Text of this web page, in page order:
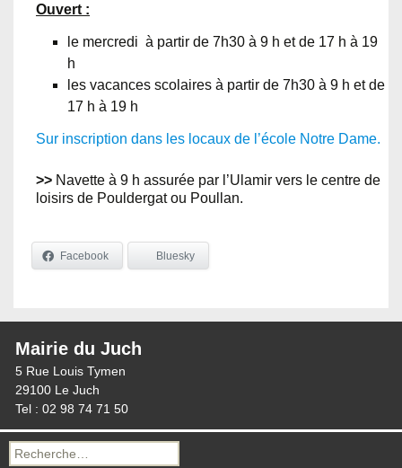
Ouvert :
le mercredi à partir de 7h30 à 9 h et de 17 h à 19
h
les vacances scolaires à partir de 7h30 à 9 h et de
17 h à 19 h
Sur inscription dans les locaux de l’école Notre Dame.
>> Navette à 9 h assurée par l’Ulamir vers le centre de
loisirs de Pouldergat ou Poullan.
Facebook Bluesky
Mairie du Juch
5 Rue Louis Tymen
29100 Le Juch
Tel : 02 98 74 71 50
Recherche